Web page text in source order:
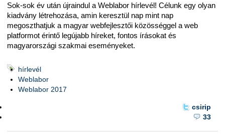
Sok-sok év után újraindul a Weblabor hírlevél! Célunk egy olyan
kiadvány létrehozása, amin keresztül nap mint nap
megoszthatjuk a magyar webfejlesztői közösséggel a web
platformot érintő legújabb híreket, fontos írásokat és
magyarországi szakmai eseményeket.
hírlevél
Weblabor
Weblabor 2017
csirip
33